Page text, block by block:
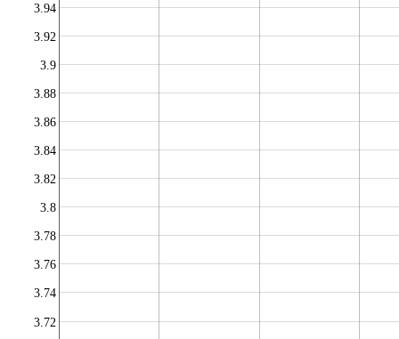
3.72
3.74
3.76
3.78
3.8
3.82
3.84
3.86
3.88
3.9
3.92
3.94